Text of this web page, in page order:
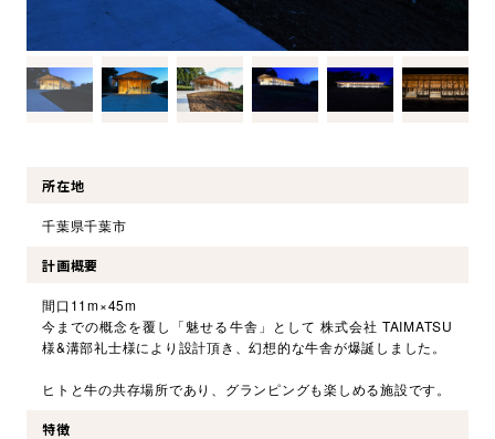
環境・社会への取り組み
所在地
千葉県千葉市
計画概要
間口11m×45m
今までの概念を覆し「魅せる牛舎」として 株式会社 TAIMATSU
様&溝部礼士様により設計頂き、幻想的な牛舎が爆誕しました。
ヒトと牛の共存場所であり、グランピングも楽しめる施設です。
特徴